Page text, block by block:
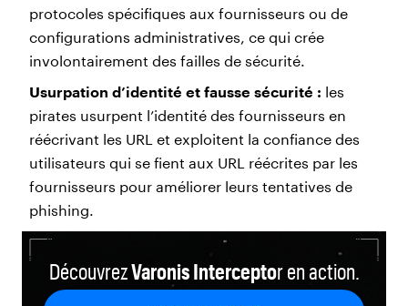
protocoles spécifiques aux fournisseurs ou de
configurations administratives, ce qui crée
involontairement des failles de sécurité.
Usurpation d’identité et fausse sécurité : les
pirates usurpent l’identité des fournisseurs en
réécrivant les URL et exploitent la confiance des
utilisateurs qui se fient aux URL réécrites par les
fournisseurs pour améliorer leurs tentatives de
phishing.
DécouvrezVaronis Interceptor en action.